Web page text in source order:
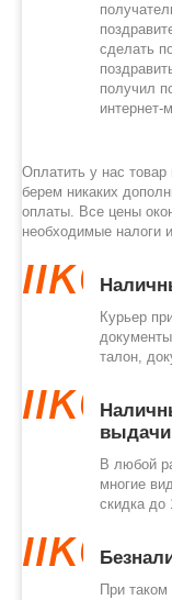
сделать
получил
интернет-
Оплатить у нас
берем никаких
оплаты. Все цены
необходимые налоги
like
Курьер
талон,
like
В любой
многие
скидка до
like
При